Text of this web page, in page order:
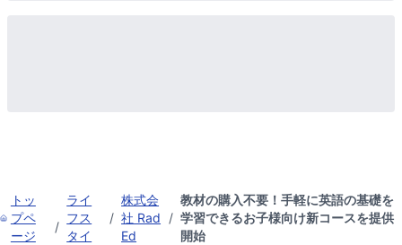
トッ
プペ
ージ
/
ライ
フス
タイ
/
株式会
社 Rad
Ed
/
教材の購入不要！手軽に英語の基礎を
学習できるお子様向け新コースを提供
開始